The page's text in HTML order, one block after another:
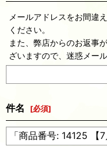
メールアドレスをお間違
ください。
また、弊店からのお返事
ざいますので、迷惑メー
件名 [必須]